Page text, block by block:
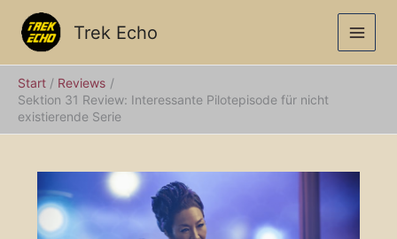
Inhalt
springen
Trek Echo
Start
Reviews
Sektion 31 Review: Interessante Pilotepisode für nicht
existierende Serie